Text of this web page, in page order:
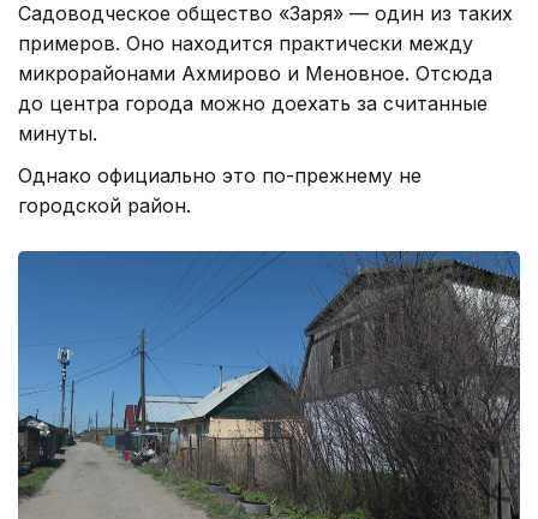
Садоводческое общество «Заря» — один из таких
примеров. Оно находится практически между
микрорайонами Ахмирово и Меновное. Отсюда
до центра города можно доехать за считанные
минуты.
Однако официально это по-прежнему не
городской район.